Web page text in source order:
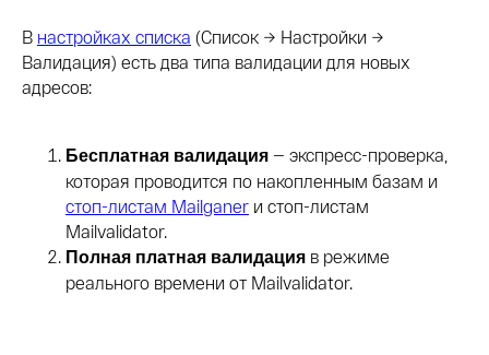
В настройках списка (Список → Настройки →
Валидация) есть два типа валидации для новых
адресов:
Бесплатная валидация — экспресс-проверка,
которая проводится по накопленным базам и
стоп-листам Mailganer и стоп-листам
Mailvalidator.
Полная платная валидация в режиме
реального времени от Mailvalidator.